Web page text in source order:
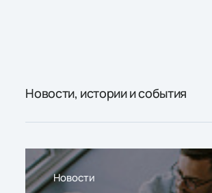
Новости, истории и события
Новости